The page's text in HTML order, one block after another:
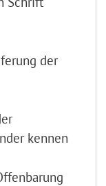
der
kennen